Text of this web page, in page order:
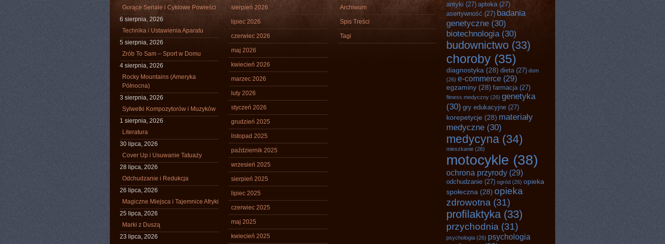
Gorące Seriale i Cyklowe Powieści
6 sierpnia, 2026
Technika i Ustawienia Aparatu
5 sierpnia, 2026
Zrób To Sam – Sport w Domu
4 sierpnia, 2026
Rocky Mountains (Ameryka
Północna)
3 sierpnia, 2026
Sylwetki Kompozytorów i Muzyków
1 sierpnia, 2026
Literatura
30 lipca, 2026
Cover Up i Usuwanie Tatuaży
28 lipca, 2026
Odchudzanie i Redukcja
26 lipca, 2026
Magiczne Miejsca i Tajemnice Afryki
25 lipca, 2026
Marki z Duszą
23 lipca, 2026
sierpień 2026
lipiec 2026
czerwiec 2026
maj 2026
kwiecień 2026
marzec 2026
luty 2026
styczeń 2026
grudzień 2025
listopad 2025
październik 2025
wrzesień 2025
sierpień 2025
lipiec 2025
czerwiec 2025
maj 2025
kwiecień 2025
Archiwum
Spis Treści
Tagi
antyki (27) apteka(27)
asertywność (27) badania
genetyczne (30)
biotechnologia(30)
budownictwo (33)
choroby (35)
diagnostyka (28) dieta(27) dom
(26) e-commerce (29)
egzaminy (28) farmacja(27)
fitness medyczny (26) genetyka
(30) gry edukacyjne (27)
korepetycje (28) materiały
medyczne (30)
medycyna (34)
mieszkanie (26)
motocykle (38)
ochrona przyrody (29)
odchudzanie (27) ogród (26) opieka
społeczna (28) opieka
zdrowotna (31)
profilaktyka(33)
przychodnia (31)
psychologia (26) psychologia